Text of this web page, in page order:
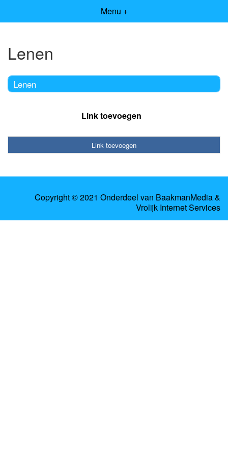
Menu +
Lenen
Lenen
Link toevoegen
Link toevoegen
Copyright © 2021 Onderdeel van BaakmanMedia&
Vrolijk Internet Services